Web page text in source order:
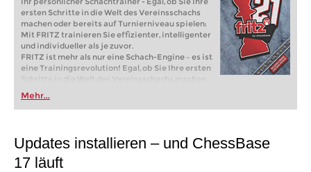
ersten Schritte in die Welt des Vereinsschachs
machen oder bereits auf Turnierniveau spielen:
Mit FRITZ trainieren Sie effizienter, intelligenter
und individueller als je zuvor.
FRITZ ist mehr als nur eine Schach-Engine – es ist
eine Trainingsrevolution! Egal, ob Sie Ihre ersten
Schritte in die Welt des Vereinsschachs machen
oder bereits auf Turnierniveau spielen: Mit
FRITZ trainieren Sie effizienter, intelligenter und
individueller als je zuvor.
Mehr...
Updates installieren – und ChessBase
17 läuft